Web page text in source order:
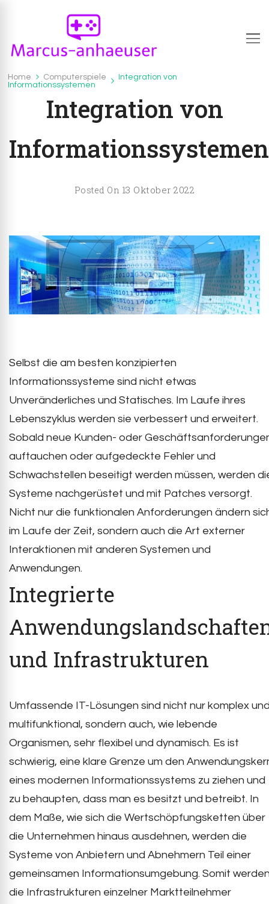
Marcus-anhaeuser.de
Computerspiele
Home Computerspiele
Integration von
Informationssystemen
Computerspiele
Integration von
Informationssystemen
Posted On 13 Oktober 2022
Selbst die am besten konzipierten
Informationssysteme sind nicht etwas
Unveränderliches und Statisches. Im Laufe ihres
Lebenszyklus werden sie verbessert und erweitert.
Sobald neue Kunden- oder
auftauchen oder aufgedeckte Fehler und
Schwachstellen beseitigt werden müssen, werden
Systeme nachgerüstet und mit Patches versorgt.
Nicht nur die funktionalen Anforderungen ändern
im Laufe der Zeit, sondern auch die Art externer
Interaktionen mit anderen Systemen und
Anwendungen.
Integrierte
und Infrastrukturen
Umfassende IT-Lösungen sind nicht nur komplex
multifunktional, sondern auch, wie lebende
Organismen, sehr flexibel und dynamisch. Es ist
schwierig, eine klare Grenze um den
eines modernen Informationssystems zu ziehen und
zu behaupten, dass man es besitzt und betreibt. In
dem Maße, wie sich die Wertschöpfungsketten über
die Unternehmen hinaus ausdehnen, werden die
Systeme von Anbietern und Abnehmern Teil einer
gemeinsamen Informationsumgebung. Somit
die Infrastrukturen einzelner Marktteilnehmer